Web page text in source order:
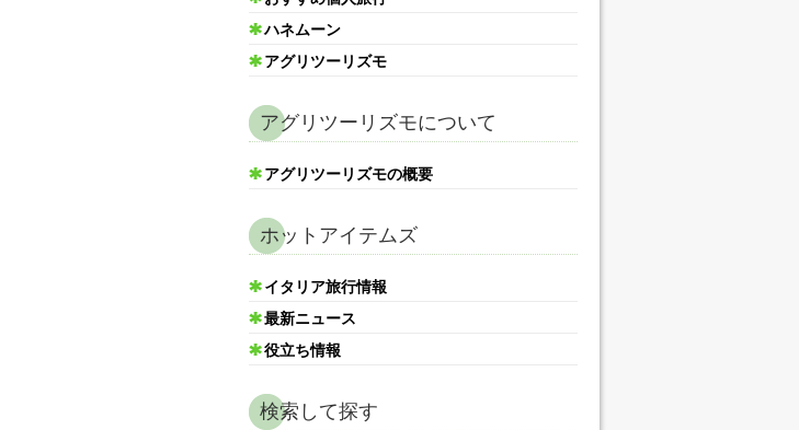
ハネムーン
アグリツーリズモ
アグリツーリズモについて
アグリツーリズモの概要
ホットアイテムズ
イタリア旅行情報
最新ニュース
役立ち情報
検索して探す